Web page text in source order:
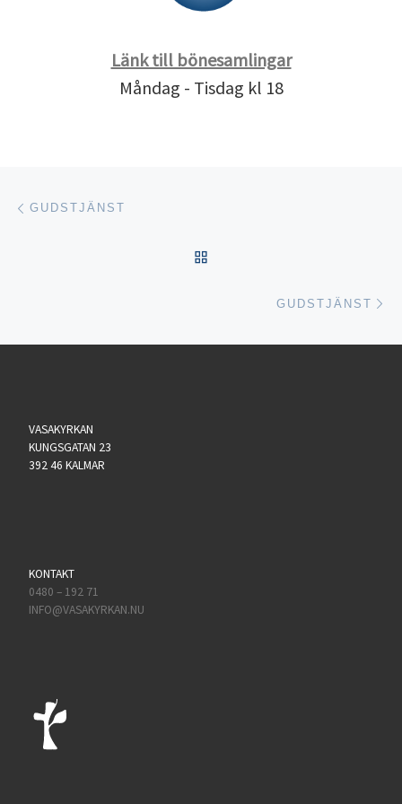
Länk till bönesamlingar
Måndag - Tisdag kl 18
Inläggsnavigering
GUDSTJÄNST
GUDSTJÄNST
VASAKYRKAN
KUNGSGATAN 23
392 46 KALMAR
KONTAKT
0480 – 192 71
INFO@VASAKYRKAN.NU